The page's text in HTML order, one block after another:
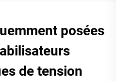
posées
de tension